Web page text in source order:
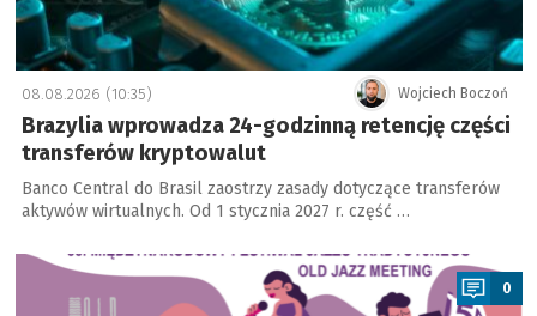
Wojciech Boczoń
08.08.2026 (10:35)
Brazylia wprowadza 24-godzinną retencję części
transferów kryptowalut
Banco Central do Brasil zaostrzy zasady dotyczące transferów
aktywów wirtualnych. Od 1 stycznia 2027 r. część …
a
0